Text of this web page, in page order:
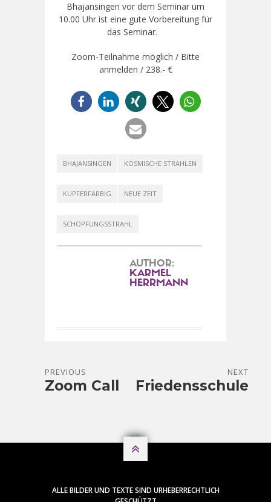
Bhajansingen vor dem Seminar um
10.00 Uhr ist eine gute Vorbereitung für
das Seminar.
Zoom-Teilnahme möglich / Bitte
anmelden / 238.- €
BHAJANSINGEN KOSMISCHE STRAHLEN
KUPFERFARBIG NEUE ZEIT
SCHÖPFUNGSSTRAHL
AUTHOR:
KARMEL
HERRMANN
PREVIOUS
Zoom Call
NEXT
Friedensschule

ALLE BILDER UND TEXTE SIND URHEBERRECHTLICH